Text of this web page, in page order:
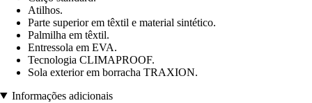
Atilhos.
Parte superior em têxtil e material sintético.
Palmilha em têxtil.
Entressola em EVA.
Tecnologia CLIMAPROOF.
Sola exterior em borracha TRAXION.
Informações adicionais